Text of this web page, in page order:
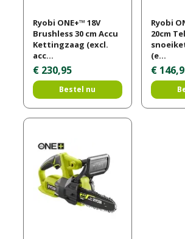
Ryobi ONE+™ 18V
Brushless 30 cm Accu
Kettingzaag (excl.
acc…
€ 230,95
Bestel nu
Ryobi
20cm
(e…
€ 146,